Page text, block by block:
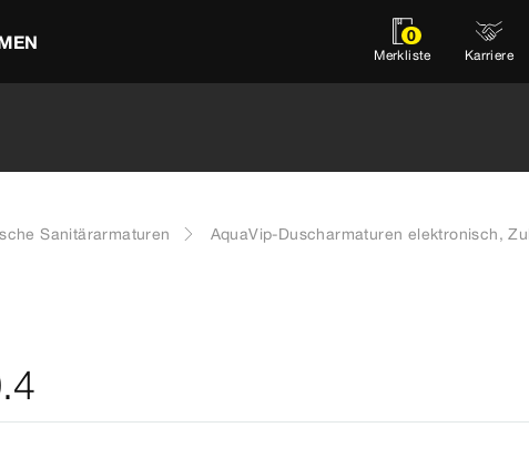
0
Merkliste Karriere
Sanitärarmaturen
AquaVip-Duscharmaturen elektronisch,